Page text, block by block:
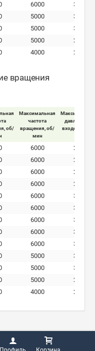
6000
300
5000
300
5000
300
5000
260
4000 230
вращения
об/
Максимальная
частота
вращения, об/
мин
давление на
входе
6000
280
6000
290
6000
290
6000
290
6000
300
6000
300
6000
300
6000
300
6000
300
5000
300
5000
300
5000
260
4000 230